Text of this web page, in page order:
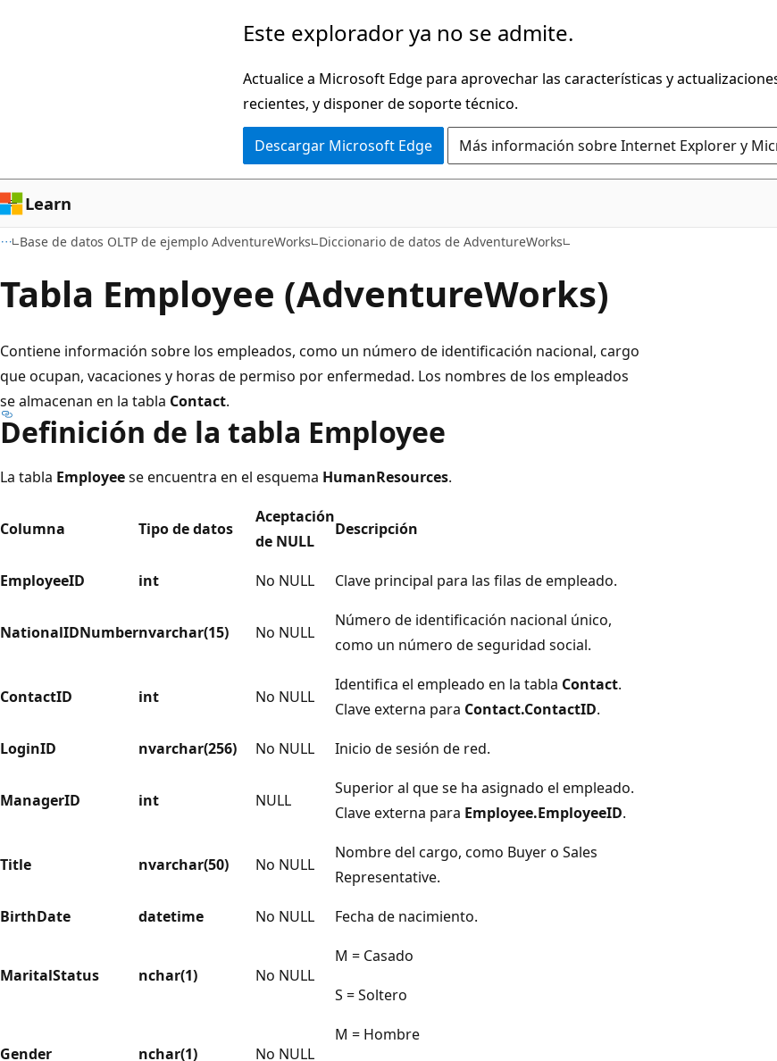
Este explorador ya no se admite.
Actualice a Microsoft Edge para aprovechar las características y
recientes, y disponer de soporte técnico.
Descargar Microsoft Edge Más información sobre Internet Explorer y
Learn
Base de datos OLTP de ejemplo AdventureWorks Diccionario de datos de AdventureWorks
Tabla Employee (AdventureWorks)
Contiene información sobre los empleados, como un número de identificación nacional, cargo
que ocupan, vacaciones y horas de permiso por enfermedad. Los nombres de los empleados
se almacenan en la tabla Contact.
Definición de la tabla Employee
La tabla Employeese encuentra en el esquema HumanResources.
Columna Tipo de datos
Aceptación
de NULL
Descripción
EmployeeID int No NULL Clave principal para las filas de empleado.
NationalIDNumbernvarchar(15) No NULL
Número de identificación nacional único,
como un número de seguridad social.
ContactID int No NULL
Identifica el empleado en la tabla Contact.
Clave externa para Contact.ContactID.
LoginID
nvarchar(256) No NULL Inicio de sesión de red.
ManagerID int NULL
Superior al que se ha asignado el empleado.
Clave externa para Employee.EmployeeID.
Title nvarchar(50) No NULL
Nombre del cargo, como Buyer o Sales
Representative.
BirthDate
datetime No NULL Fecha de nacimiento.
MaritalStatus nchar(1) No NULL
M = Casado
S = Soltero
Gender nchar(1) No NULL
M = Hombre